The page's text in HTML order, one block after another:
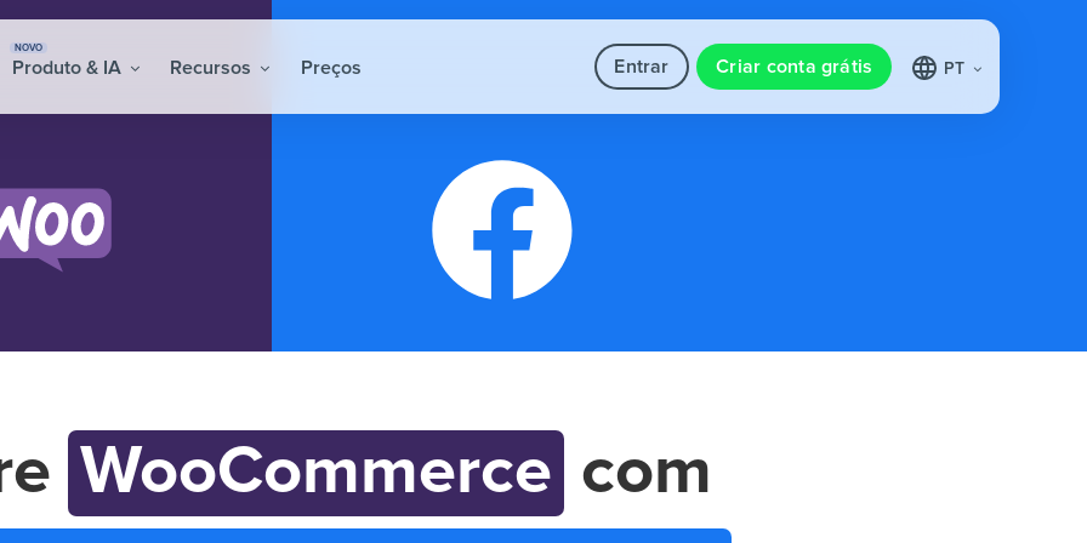
NOVO
Produto & IA Recursos Preços Entrar Criar conta grátis PT
WooCommerce com